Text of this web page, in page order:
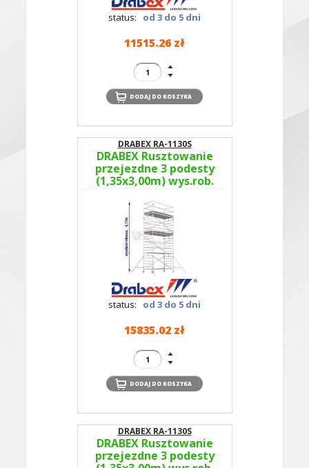
status: od 3 do 5 dni
11515.26 zł
DRABEX RA-1130S
DRABEX Rusztowanie
przejezdne 3 podesty
(1,35x3,00m) wys.rob.
6,11m RA 1130S TYP
361B - podesty co 4m
status: od 3 do 5 dni
15835.02 zł
DRABEX RA-1130S
DRABEX Rusztowanie
przejezdne 3 podesty